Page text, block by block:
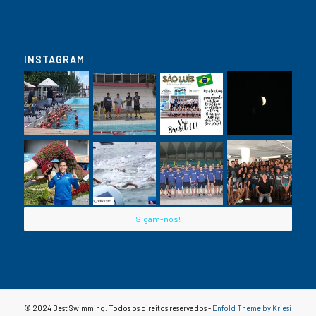
INSTAGRAM
Sigam-nos!
© 2024 Best Swimming. Todos os direitos reservados - Enfold Theme by Kriesi